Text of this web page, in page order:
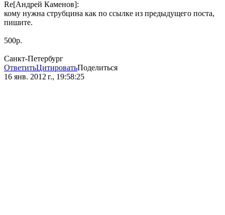
Re[Андрей Каменов]:
кому нужна струбцина как по ссылке из предыдущего поста,
пишите.
500р.
Санкт-Петербург
ОтветитьЦитироватьПоделиться
16 янв. 2012 г., 19:58:25